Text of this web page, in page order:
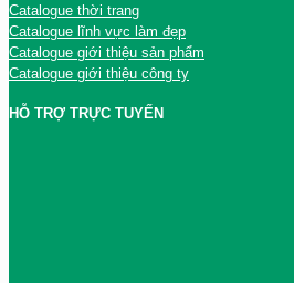
Catalogue thời trang
Catalogue lĩnh vực làm đẹp
Catalogue giới thiệu sản phẩm
Catalogue giới thiệu công ty
HỖ TRỢ TRỰC TUYẾN